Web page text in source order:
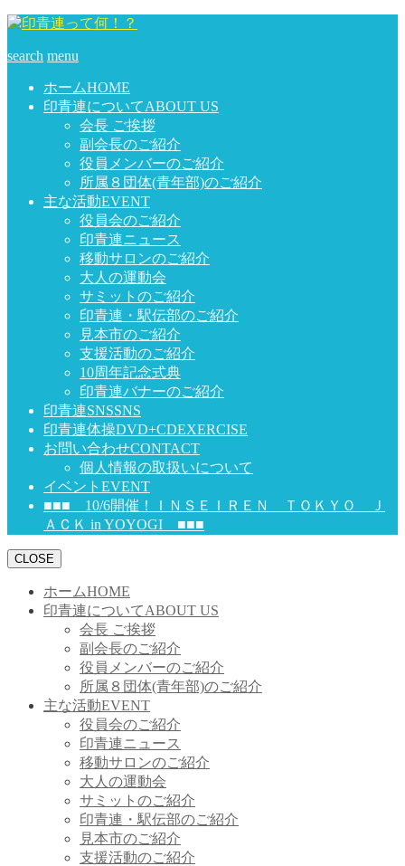
search menu
ホームHOME
印青連についてABOUT US
会長 ご挨拶
副会長のご紹介
役員メンバーのご紹介
所属８団体(青年部)のご紹介
主な活動EVENT
役員会のご紹介
印青連ニュース
移動サロンのご紹介
大人の運動会
サミットのご紹介
印青連・駅伝部のご紹介
見本市のご紹介
支援活動のご紹介
10周年記念式典
印青連バナーのご紹介
印青連SNSSNS
印青連体操DVD+CDEXERCISE
お問い合わせCONTACT
個人情報の取扱いについて
イベント EVENT
■■■ 10/6開催！ＩＮＳＥＩＲＥＮ ＴＯＫＹＯ Ｊ
ＡＣＫ in YOYOGI ■■■
CLOSE
ホームHOME
印青連についてABOUT US
会長 ご挨拶
副会長のご紹介
役員メンバーのご紹介
所属８団体(青年部)のご紹介
主な活動EVENT
役員会のご紹介
印青連ニュース
移動サロンのご紹介
大人の運動会
サミットのご紹介
印青連・駅伝部のご紹介
見本市のご紹介
支援活動のご紹介